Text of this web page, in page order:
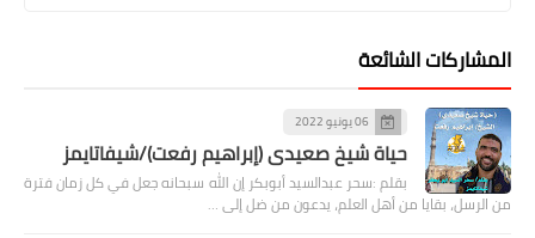
المشاركات الشائعة
06 يونيو 2022
حياة شيخ صعيدى (إبراهيم رفعت)/شيفاتايمز
بقلم :سحر عبدالسيد أبوبكر إن الله سبحانه جعل في كل زمان فترة
من الرسل، بقايا من أهل العلم، يدعون من ضل إلى …